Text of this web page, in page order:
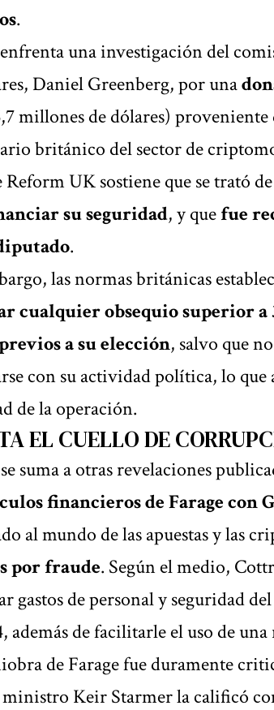
.
una investigación del
Daniel Greenberg, por una
millones de dólares)
británico del sector de
UK sostiene que se trató
su seguridad, y quefue
.
las normas británicas
cualquier obsequio superior a
a su elección, salvo que
con su actividad política, lo que
de la operación.
EL CUELLO DE
suma a otras revelaciones
financieros de Farage con
al mundo de las apuestas y las
por fraude. Según el medio,
gastos de personal y seguridad
además de facilitarle el uso de
de Farage fue duramente
Keir Starmer la calificó